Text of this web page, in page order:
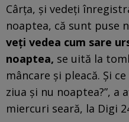
Cârţa, şi vedeţi
noaptea, că sunt puse
veţi vedea cum sare
noaptea, se uită la
mâncare şi pleacă. Şi
ziua şi nu noaptea?”, a
miercuri seară, la Digi